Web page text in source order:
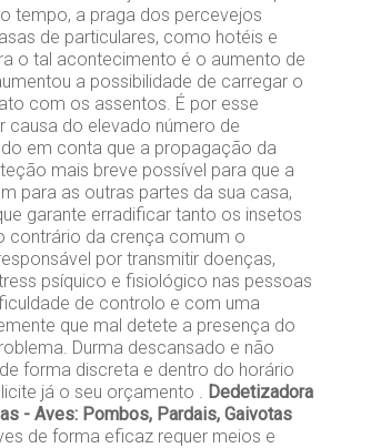
tempo, a praga dos percevejos
de particulares, como hotéis e
o tal acontecimento é o aumento de
a possibilidade de carregar o
com os assentos. É por esse
do elevado número de
em conta que a propagação da
mais breve possível para que a
para as outras partes da sua casa,
garante erradificar tanto os insetos
contrário da crença comum o
por transmitir doenças,
psíquico e fisiológico nas pessoas
de controlo e com uma
que mal detete a presença do
Durma descansado e não
forma discreta e dentro do horário
já o seu orçamento .
Dedetizadora
- Aves: Pombos, Pardais, Gaivotas
de forma eficaz requer meios e